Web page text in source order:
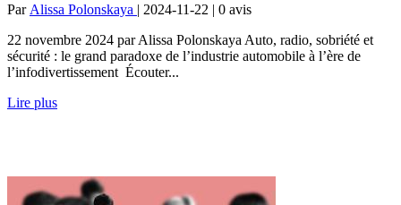
Par Alissa Polonskaya | 2024-11-22 | 0 avis
22 novembre 2024 par Alissa Polonskaya Auto, radio, sobriété et
sécurité : le grand paradoxe de l’industrie automobile à l’ère de
l’infodivertissement Écouter...
Lire plus